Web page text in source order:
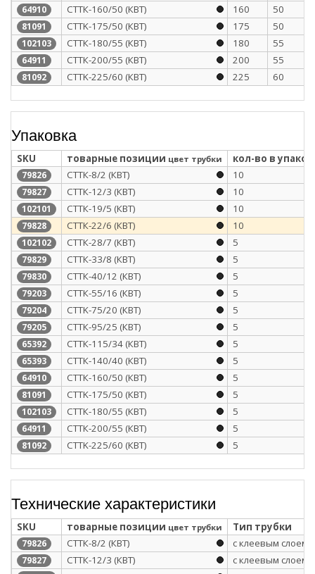
64910 СТТК-160/50 (КВТ) 160 50
81091 CTTK-175/50 (КВТ) 175 50
102103 СТТК-180/55 (КВТ) 180 55
64911 СТТК-200/55 (КВТ) 200 55
81092 CTTK-225/60 (КВТ) 225 60
Упаковка
SKU товарные позиции цвет трубки кол-во в
79826 СТТК-8/2 (КВТ) 10
79827 СТТК-12/3 (КВТ) 10
102101 СТТК-19/5 (КВТ) 10
79828 СТТК-22/6 (КВТ) 10
102102 СТТК-28/7 (КВТ) 5
79829 СТТК-33/8 (КВТ) 5
79830 СТТК-40/12 (КВТ) 5
79203 СТТК-55/16 (КВТ) 5
79204 CTTK-75/20 (КВТ) 5
79205 СТТК-95/25 (КВТ) 5
65392 СТТК-115/34 (КВТ) 5
65393 СТТК-140/40 (КВТ) 5
64910 СТТК-160/50 (КВТ) 5
81091 CTTK-175/50 (КВТ) 5
102103 СТТК-180/55 (КВТ) 5
64911 СТТК-200/55 (КВТ) 5
81092 CTTK-225/60 (КВТ) 5
Технические характеристики
SKU товарные позиции цвет трубки Тип трубки
79826 СТТК-8/2 (КВТ) с клеевым слоем
79827 СТТК-12/3 (КВТ) с клеевым слоем